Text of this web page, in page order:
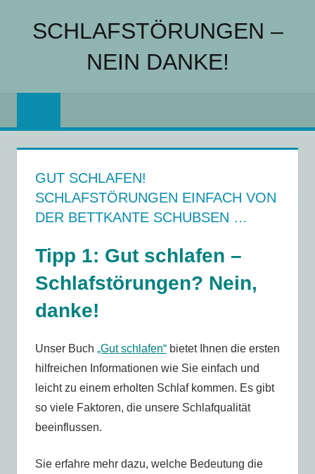
SCHLAFSTÖRUNGEN –
NEIN DANKE!
schubsen
GUT SCHLAFEN!
SCHLAFSTÖRUNGEN EINFACH VON
DER BETTKANTE SCHUBSEN …
Tipp 1: Gut schlafen –
Schlafstörungen? Nein,
danke!
Unser Buch „Gut schlafen“bietet Ihnen die ersten
hilfreichen Informationen wie Sie einfach und
leicht zu einem erholten Schlaf kommen. Es gibt
so viele Faktoren, die unsere Schlafqualität
beeinflussen.
Sie erfahre mehr dazu, welche Bedeutung die